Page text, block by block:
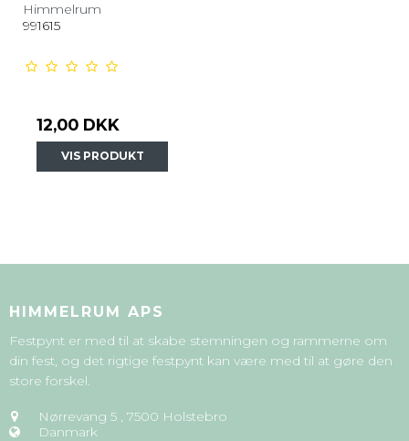
Himmelrum
991615
12,00 DKK
VIS PRODUKT
HIMMELRUM APS
Festpynt er med til at skabe stemningen og rammerne om
din fest, og det rigtige festpynt kan være med til at gøre den
store forskel.
Nørrevang 5
7500 Holstebro
Danmark